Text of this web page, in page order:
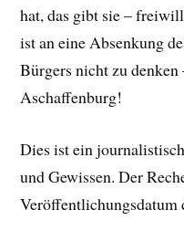
hat, das gibt sie –
ist an eine Absenkung
Bürgers nicht zu
Aschaffenburg!
Dies ist ein
und Gewissen. Der
Veröffentlichungsdatum